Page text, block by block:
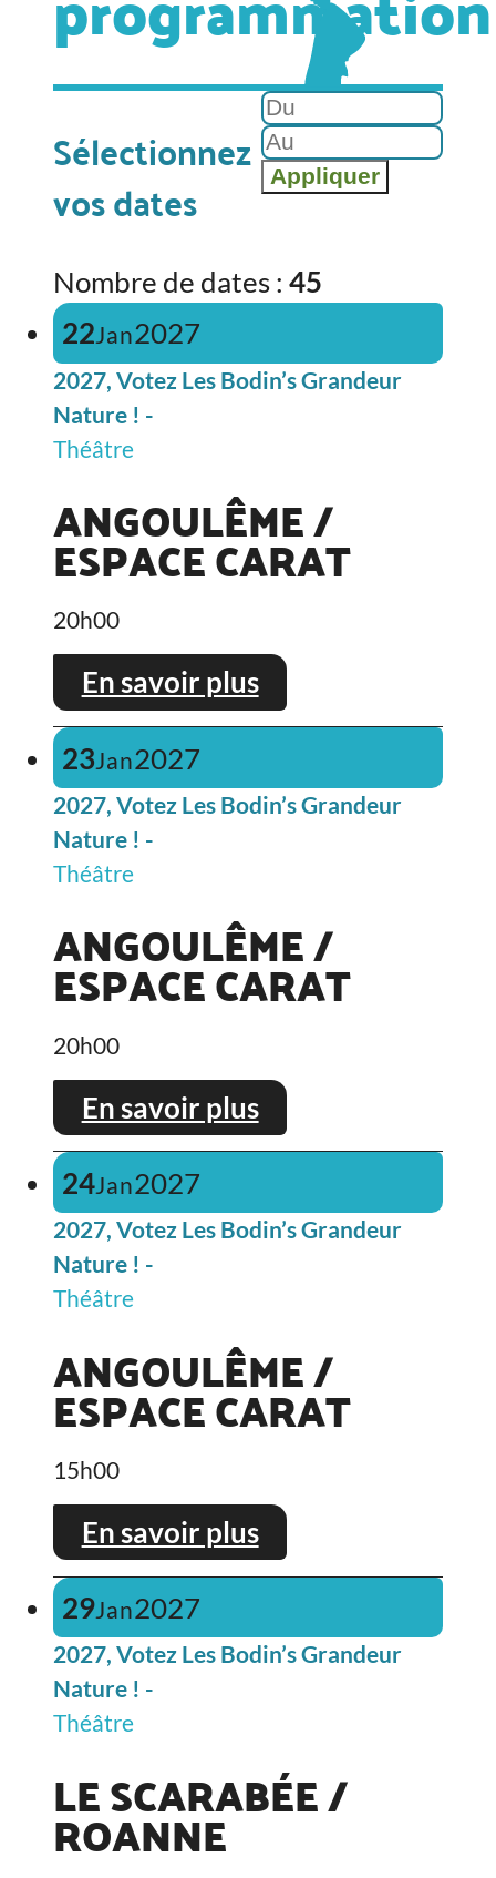
Sélectionnez
vos dates Appliquer
Nombre de dates : 45
22Jan2027
2027, Votez Les Bodin’s Grandeur
Nature ! -
Théâtre
ANGOULÊME /
ESPACE CARAT
20h00
En savoir plus
23Jan2027
2027, Votez Les Bodin’s Grandeur
Nature ! -
Théâtre
ANGOULÊME /
ESPACE CARAT
20h00
En savoir plus
24Jan2027
2027, Votez Les Bodin’s Grandeur
Nature ! -
Théâtre
ANGOULÊME /
ESPACE CARAT
15h00
En savoir plus
29Jan2027
2027, Votez Les Bodin’s Grandeur
Nature ! -
Théâtre
LE SCARABÉE /
ROANNE